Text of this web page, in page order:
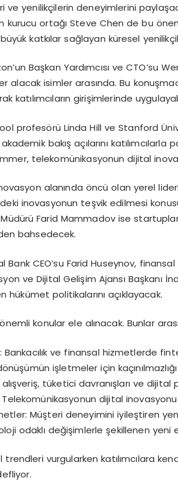
ve yenilikçilerin deneyimlerini
kurucu ortağı Steve Chen de bu
katkılar sağlayan küresel
Başkan Yardımcısı ve CTO’su
alacak isimler arasında. Bu
katılımcıların girişimlerinde
profesörü Linda Hill ve Stanford
bakış açılarını
telekomünikasyonun dijital
alanında öncü olan yerel
inovasyonun teşvik edilmesi
Farid Mammadov ise
bahsedecek.
Bank CEO’su Farid Huseynov,
ve Dijital Gelişim Ajansı Başkanı
politikalarını açıklayacak.
konular ele alınacak. Bunlar
Bankacılık ve finansal hizmetlerde
işletmeler için
tüketici davranışları ve
dijital inovasyonu
Müşteri deneyimini iyileştiren
odaklı değişimlerle şekillenen yeni
trendleri vurgularken katılımcılara